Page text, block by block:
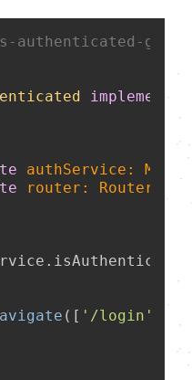
authenticated-
implements
authService:
router: Router
. isAuthenticated
([ '/login'